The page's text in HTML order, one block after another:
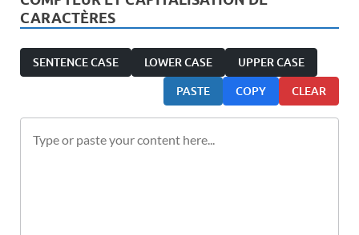
CARACTÈRES
SENTENCE CASE LOWER CASE UPPER CASE
PASTE COPY CLEAR